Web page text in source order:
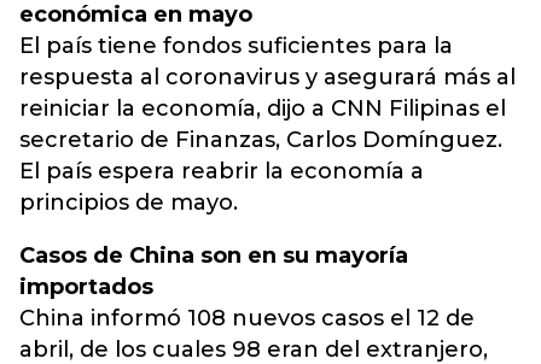
económica en mayo
El país tiene fondos suficientes para la
respuesta al coronavirus y asegurará más al
reiniciar la economía, dijo a CNN Filipinas el
secretario de Finanzas, Carlos Domínguez.
El país espera reabrir la economía a
principios de mayo.
Casos de China son en su mayoría
importados
China informó 108 nuevos casos el 12 de
abril, de los cuales 98 eran del extranjero,